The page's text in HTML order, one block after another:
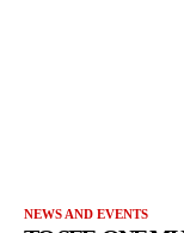
NEWS AND EVENTS